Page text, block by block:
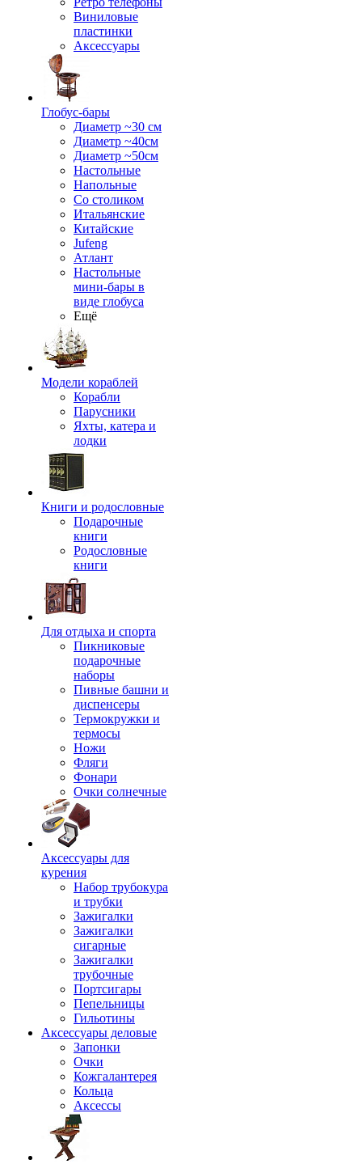
Виниловые
пластинки
Аксессуары
Глобус-бары
Диаметр ~30 см
Диаметр ~40см
Диаметр ~50см
Настольные
Напольные
Со столиком
Итальянские
Китайские
Jufeng
Атлант
Настольные
мини-бары в
виде глобуса
Ещё
Модели кораблей
Корабли
Парусники
Яхты, катера и
лодки
Книги и родословные
Подарочные
книги
Родословные
книги
Для отдыха и спорта
Пикниковые
подарочные
наборы
Пивные башни и
диспенсеры
Термокружки и
термосы
Ножи
Фляги
Фонари
Очки солнечные
Аксессуары для
курения
Набор трубокура
и трубки
Зажигалки
Зажигалки
сигарные
Зажигалки
трубочные
Портсигары
Пепельницы
Гильотины
Аксессуары деловые
Запонки
Очки
Кожгалантерея
Кольца
Аксессы